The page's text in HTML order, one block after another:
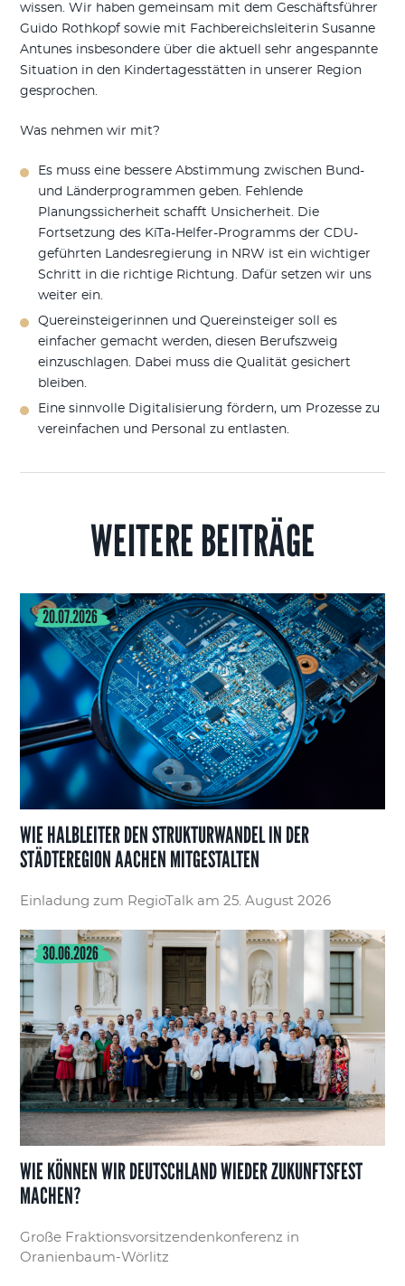
wissen. Wir haben gemeinsam mit dem Geschäftsführer
Guido Rothkopf sowie mit Fachbereichsleiterin Susanne
Antunes insbesondere über die aktuell sehr angespannte
Situation in den Kindertagesstätten in unserer Region
gesprochen.
Was nehmen wir mit?
Es muss eine bessere Abstimmung zwischen Bund-
und Länderprogrammen geben. Fehlende
Planungssicherheit schafft Unsicherheit. Die
Fortsetzung des KiTa-Helfer-Programms der CDU-
geführten Landesregierung in NRW ist ein wichtiger
Schritt in die richtige Richtung. Dafür setzen wir uns
weiter ein.
Quereinsteigerinnen und Quereinsteiger soll es
einfacher gemacht werden, diesen Berufszweig
einzuschlagen. Dabei muss die Qualität gesichert
bleiben.
Eine sinnvolle Digitalisierung fördern, um Prozesse zu
vereinfachen und Personal zu entlasten.
WEITERE BEITRÄGE
20.07.2026
WIE HALBLEITER DEN STRUKTURWANDEL IN DER
STÄDTEREGION AACHEN MITGESTALTEN
Einladung zum RegioTalk am 25. August 2026
30.06.2026
WIE KÖNNEN WIR DEUTSCHLAND WIEDER ZUKUNFTSFEST
MACHEN?
Große Fraktionsvorsitzendenkonferenz in
Oranienbaum-Wörlitz